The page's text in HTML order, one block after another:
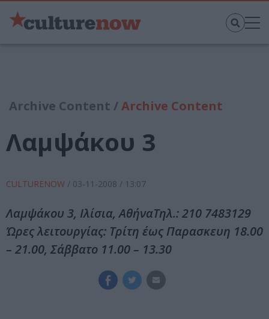
Archive Content /Archive Content
Λαμψάκου 3
CULTURENOW / 03-11-2008 / 13:07
Λαμψάκου 3, Ιλίσια, ΑθήναΤηλ.: 210 7483129
Ώρες λειτουργίας: Τρίτη έως Παρασκευη 18.00
– 21.00, Σάββατο 11.00 – 13.30